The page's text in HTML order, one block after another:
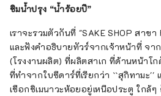
ชิมน้ำปรุง “น้ำร้อยปี”
เราจะรวมตัวกันที่ "SAKE SHOP สาขา
และฟังคำอธิบายทัวร์จากเจ้าหน้าที่ จา
(โรงงานผลิต) ที่ผลิตสาเก ที่ด้านหน้าโ
ที่ทำจากใบซีดาร์ที่เรียกว่า ``สุกิทามะ''
เชือกชิเมนาวะห้อยอยู่เหนือประตู ใกล้